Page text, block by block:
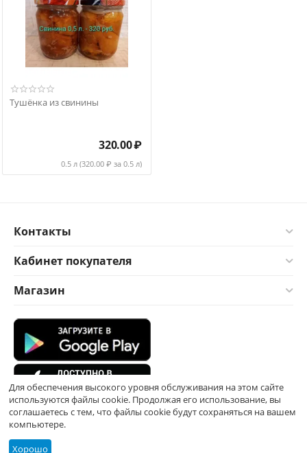
Тушёнка из свинины
320.00₽
0.5 л (320.00 ₽ за 0.5 л)
Контакты
Кабинет покупателя
Магазин
Для обеспечения высокого уровня обслуживания на этом сайте
используются файлы cookie. Продолжая его использование, вы
соглашаетесь с тем, что файлы cookie будут сохраняться на вашем
компьютере.
Хорошо